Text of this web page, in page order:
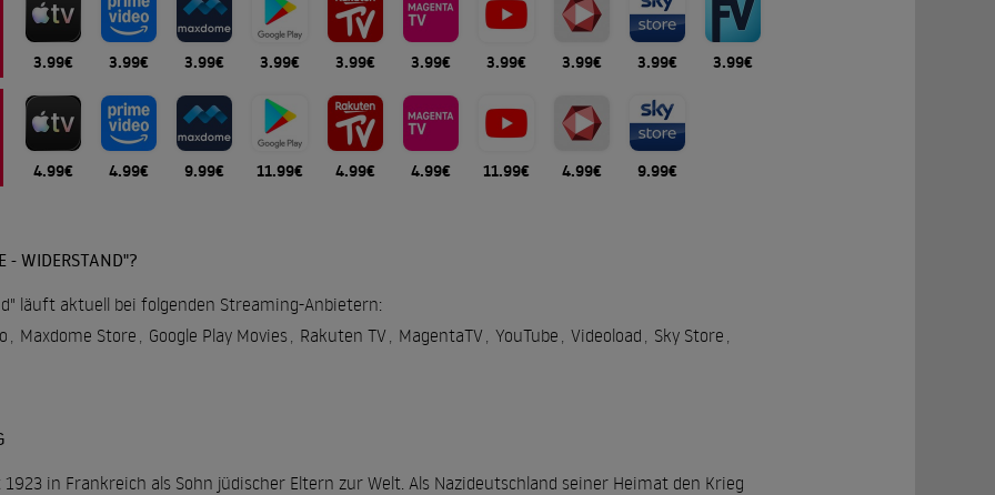
3.99€ 3.99€ 3.99€ 3.99€ 3.99€ 3.99€ 3.99€ 3.99€ 3.99€ 3.99€
4.99€ 4.99€ 9.99€ 11.99€ 4.99€ 4.99€ 11.99€ 4.99€ 9.99€
- WIDERSTAND"?
läuft aktuell bei folgenden Streaming-Anbietern:
, Maxdome Store , Google Play Movies, Rakuten TV, MagentaTV, YouTube , Videoload , Sky Store ,
in Frankreich als Sohn jüdischer Eltern zur Welt. Als Nazideutschland seiner Heimat den Krieg